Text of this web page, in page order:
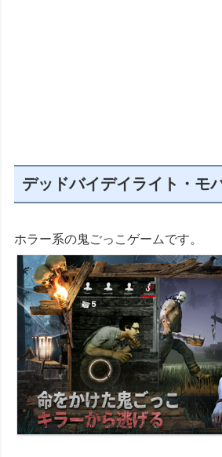
デッドバイデイライト・モ
ホラー系の鬼ごっこゲームです。